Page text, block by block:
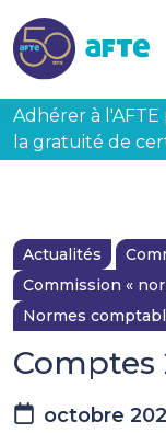
Adhérer à
la gratuité de
Actualités
Commission «
Normes
Comptes
octobre